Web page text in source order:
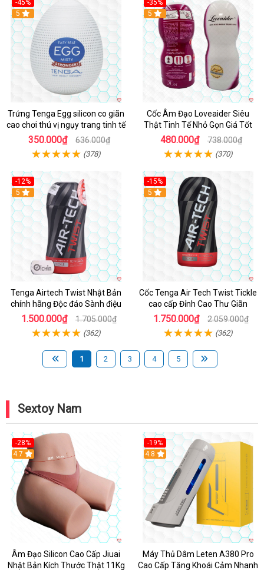
-45%
Hot
5
Trứng Tenga Egg silicon co giãn
cao chơi thú vị ngụy trang tinh tế
350.000₫ 636.000₫
(378)
-35%
5
Cốc Âm Đạo Loveaider Siêu
Thật Tinh Tế Nhỏ Gọn Giá Tốt
480.000₫ 738.000₫
(370)
-12%
Hot
5
Tenga Airtech Twist Nhật Bản
chính hãng Độc đáo Sành điệu
1.500.000₫ 1.705.000₫
(362)
-15%
Hot
5
Cốc Tenga Air Tech Twist Tickle
cao cấp Đỉnh Cao Thư Giãn
1.750.000₫ 2.059.000₫
(362)
1 2 3 4 5
Sextoy Nam
-28%
4.7
Âm Đạo Silicon Cao Cấp Jiuai
Nhật Bản Kích Thước Thật 11Kg
-19%
Hot
4.8
Máy Thủ Dâm Leten A380 Pro
Cao Cấp Tăng Khoái Cảm Nhanh